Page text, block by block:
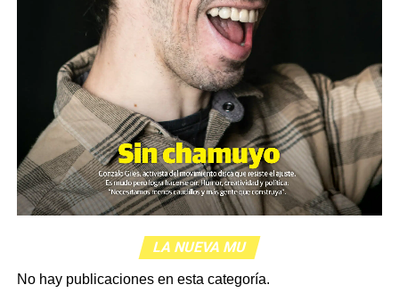
LA NUEVA MU
No hay publicaciones en esta categoría.